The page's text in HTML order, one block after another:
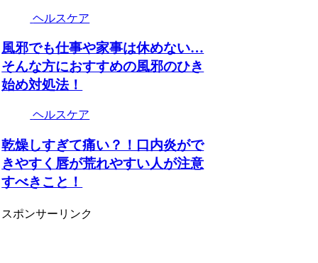
ヘルスケア
風邪でも仕事や家事は休めない…
そんな方におすすめの風邪のひき
始め対処法！
ヘルスケア
乾燥しすぎて痛い？！口内炎がで
きやすく唇が荒れやすい人が注意
すべきこと！
スポンサーリンク